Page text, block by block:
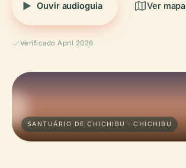
Ouvir audioguia Ver mapa
Verificado April 2026
SANTUÁRIO DE CHICHIBU · CHICHIBU